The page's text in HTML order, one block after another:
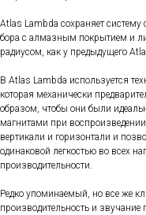
Atlas Lambda сохраняет
бора с алмазным покрытием и
радиусом, как у предыдущего
В Atlas Lambda используется
которая механически
образом, чтобы они были
магнитами при
вертикали и горизонтали и
одинаковой легкостью во всех
производительности.
Редко упоминаемый, но все же
производительность и звучание